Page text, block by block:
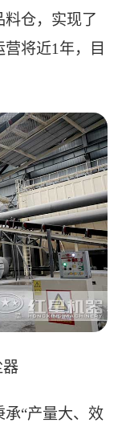
仓，实现了
将近1年，目
器
“产量大、效